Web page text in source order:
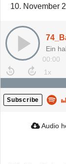
10. November
Ein
00:00
Subscribe
Audio